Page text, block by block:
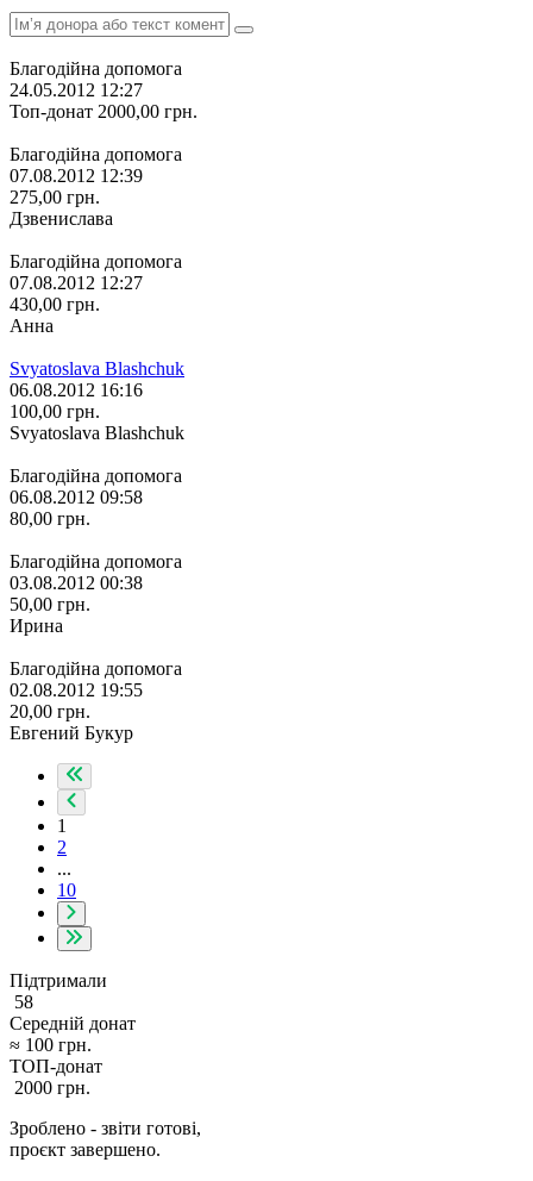
Благодійна допомога
24.05.2012 12:27
Топ-донат 2000,00 грн.
Благодійна допомога
07.08.2012 12:39
275,00 грн.
Дзвенислава
Благодійна допомога
07.08.2012 12:27
430,00 грн.
Анна
Svyatoslava Blashchuk
06.08.2012 16:16
100,00 грн.
Svyatoslava Blashchuk
Благодійна допомога
06.08.2012 09:58
80,00 грн.
Благодійна допомога
03.08.2012 00:38
50,00 грн.
Ирина
Благодійна допомога
02.08.2012 19:55
20,00 грн.
Евгений Букур
1
2
...
10
Підтримали
58
Середній донат
≈ 100 грн.
ТОП-донат
2000 грн.
Зроблено - звіти готові,
проєкт завершено.